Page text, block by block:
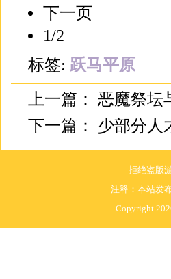
下一页
1/2
标签: 跃马平原
上一篇： 恶魔祭坛
下一篇： 少部分人
拒绝盗版
注释：本站发
Copyright